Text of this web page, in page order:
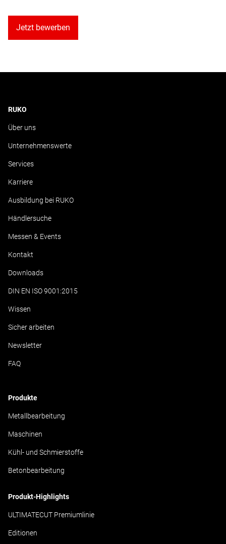
Jetzt bewerben
RUKO
Über uns
Unternehmenswerte
Services
Karriere
Ausbildung bei RUKO
Händlersuche
Messen & Events
Kontakt
Downloads
DIN EN ISO 9001:2015
Wissen
Sicher arbeiten
Newsletter
FAQ
Produkte
Metallbearbeitung
Maschinen
Kühl- und Schmierstoffe
Betonbearbeitung
Produkt-Highlights
ULTIMATECUT Premiumlinie
Editionen